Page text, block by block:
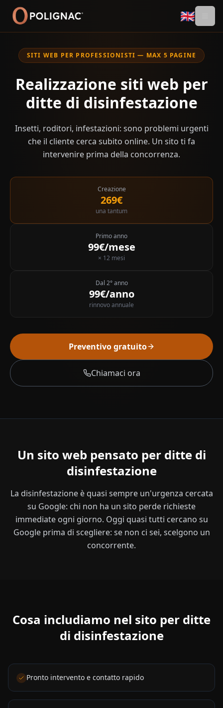
🇬🇧
SITI WEB PER PROFESSIONISTI — MAX 5 PAGINE
Realizzazione siti web per
ditte di disinfestazione
Insetti, roditori, infestazioni: sono problemi urgenti
che il cliente cerca subito online. Un sito ti fa
intervenire prima della concorrenza.
Creazione
269€
una tantum
Primo anno
99€/mese
× 12 mesi
Dal 2° anno
99€/anno
rinnovo annuale
Preventivo gratuito
Chiamaci ora
Un sito web pensato per ditte di
disinfestazione
La disinfestazione è quasi sempre un'urgenza cercata
su Google: chi non ha un sito perde richieste
immediate ogni giorno. Oggi quasi tutti cercano su
Google prima di scegliere: se non ci sei, scelgono un
concorrente.
Cosa includiamo nel sito per ditte
di disinfestazione
Pronto intervento e contatto rapido